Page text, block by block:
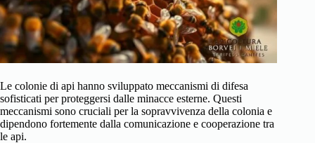
Le colonie di api hanno sviluppato meccanismi di difesa
sofisticati per proteggersi dalle minacce esterne. Questi
meccanismi sono cruciali per la sopravvivenza della colonia e
dipendono fortemente dalla comunicazione e cooperazione tra
le api.